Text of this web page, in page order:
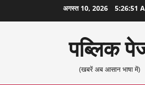
सामग्री
अगस्त 10, 2026 5:26:52
पब्लिक
(खबरें अब आसान भाषा में)